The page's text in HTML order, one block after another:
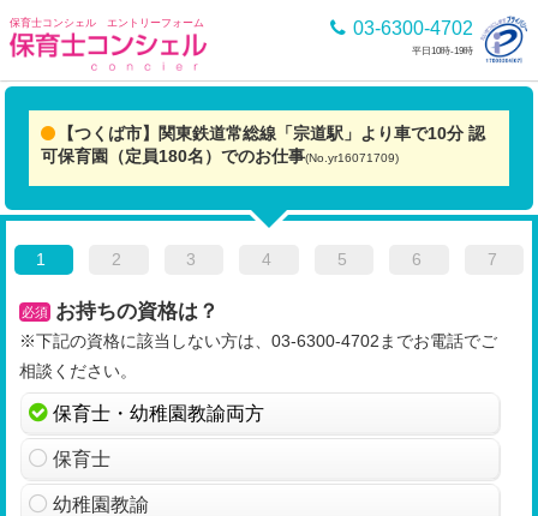
保育士コンシェル エントリーフォーム 03-6300-4702
平日10時-19時
【つくば市】関東鉄道常総線「宗道駅」より車で10分 認
可保育園（定員180名）でのお仕事(No.yr16071709)
1 2 3 4 5 6 7
必須 お持ちの資格は？
※下記の資格に該当しない方は、03-6300-4702までお電話でご
相談ください。
保育士・幼稚園教諭両方
保育士
幼稚園教諭